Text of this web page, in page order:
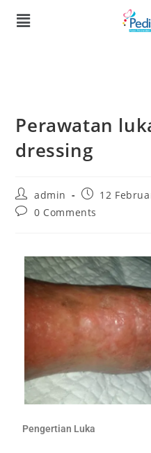
Perawatan
dressing
admin 12
0 Comments
Pengertian Luka